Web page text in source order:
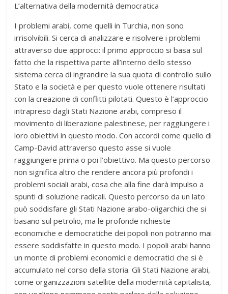
L’alternativa della modernità democratica
I problemi arabi, come quelli in Turchia, non sono
irrisolvibili. Si cerca di analizzare e risolvere i problemi
attraverso due approcci: il primo approccio si basa sul
fatto che la rispettiva parte all’interno dello stesso
sistema cerca di ingrandire la sua quota di controllo sullo
Stato e la società e per questo vuole ottenere risultati
con la creazione di conflitti pilotati. Questo è l’approccio
intrapreso dagli Stati Nazione arabi, compreso il
movimento di liberazione palestinese, per raggiungere i
loro obiettivi in questo modo. Con accordi come quello di
Camp-David attraverso questo asse si vuole
raggiungere prima o poi l’obiettivo. Ma questo percorso
non significa altro che rendere ancora più profondi i
problemi sociali arabi, cosa che alla fine darà impulso a
spunti di soluzione radicali. Questo percorso da un lato
può soddisfare gli Stati Nazione arabo-oligarchici che si
basano sul petrolio, ma le profonde richieste
economiche e democratiche dei popoli non potranno mai
essere soddisfatte in questo modo. I popoli arabi hanno
un monte di problemi economici e democratici che si è
accumulato nel corso della storia. Gli Stati Nazione arabi,
come organizzazioni satellite della modernità capitalista,